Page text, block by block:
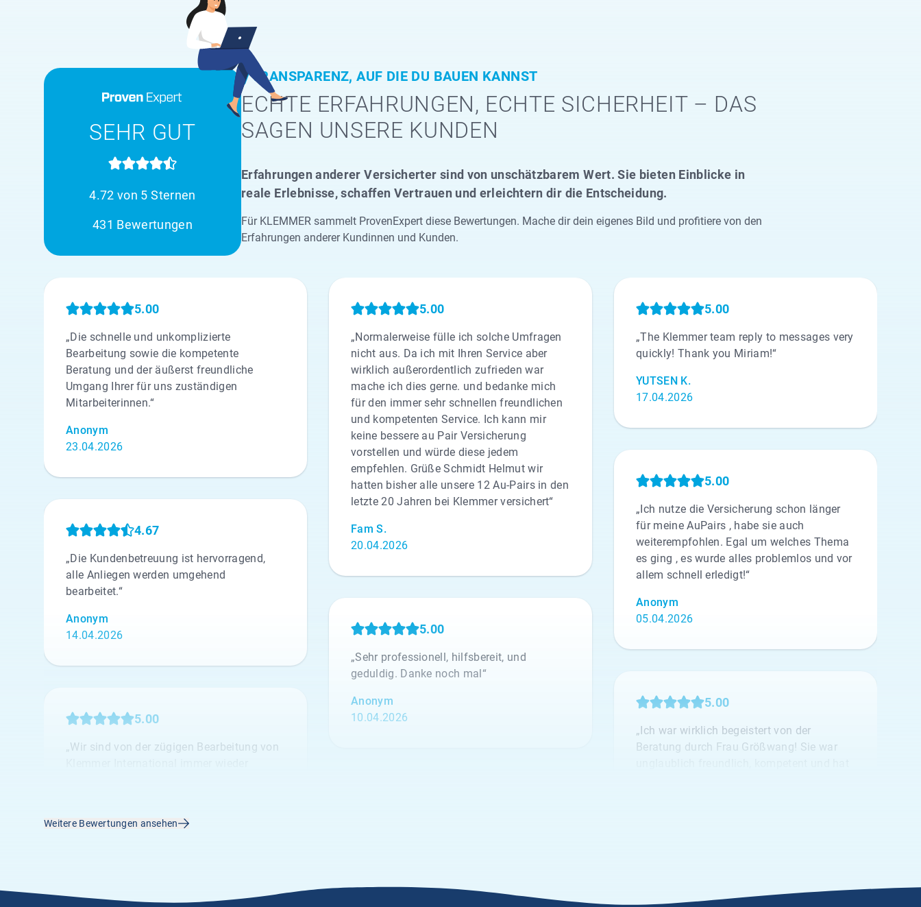
TRANSPARENZ, AUF DIE DU BAUEN KANNST
ECHTE ERFAHRUNGEN, ECHTE SICHERHEIT – DAS
SAGEN UNSERE KUNDEN
Erfahrungen anderer Versicherter sind von unschätzbarem Wert. Sie bieten Einblicke in
reale Erlebnisse, schaffen Vertrauen und erleichtern dir die Entscheidung.
Für KLEMMER sammelt ProvenExpert diese Bewertungen. Mache dir dein eigenes Bild und profitiere von den
Erfahrungen anderer Kundinnen und Kunden.
SEHR GUT
4.72 von 5 Sternen
431 Bewertungen
5.00
„Die schnelle und unkomplizierte
Bearbeitung sowie die kompetente
Beratung und der äußerst freundliche
Umgang Ihrer für uns zuständigen
Mitarbeiterinnen.“
Anonym
23.04.2026
5.00
„Normalerweise fülle ich solche Umfragen
nicht aus. Da ich mit Ihren Service aber
wirklich außerordentlich zufrieden war
mache ich dies gerne. und bedanke mich
für den immer sehr schnellen freundlichen
und kompetenten Service. Ich kann mir
keine bessere au Pair Versicherung
vorstellen und würde diese jedem
empfehlen. Grüße Schmidt Helmut wir
hatten bisher alle unsere 12 Au-Pairs in den
letzte 20 Jahren bei Klemmer versichert“
Fam S.
20.04.2026
5.00
„The Klemmer team reply to messages very
quickly! Thank you Miriam!“
YUTSEN K.
17.04.2026
4.67
„Die Kundenbetreuung ist hervorragend,
alle Anliegen werden umgehend
bearbeitet.“
Anonym
14.04.2026
5.00
„Sehr professionell, hilfsbereit, und
geduldig. Danke noch mal“
Anonym
10.04.2026
5.00
„Ich nutze die Versicherung schon länger
für meine AuPairs , habe sie auch
weiterempfohlen. Egal um welches Thema
es ging , es wurde alles problemlos und vor
allem schnell erledigt!“
Anonym
05.04.2026
5.00
„Wir sind von der zügigen Bearbeitung von
02.04.2026
sowie dem sehr guten Kundenservice und
5.00
„Ich war wirklich begeistert von der
Beratung durch Frau Größwang! Sie war
Weitere Bewertungen ansehen